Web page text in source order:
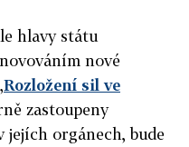
hlavy státu
nové
Rozložení sil ve
zastoupeny
orgánech, bude